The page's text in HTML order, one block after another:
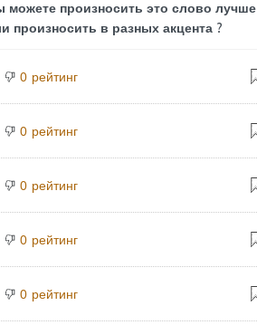
можете произносить это слово лучше
произносить в разных акцента ?
0 рейтинг
0 рейтинг
0 рейтинг
0 рейтинг
0 рейтинг